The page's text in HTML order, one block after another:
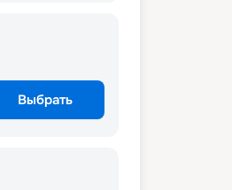
Выбрать